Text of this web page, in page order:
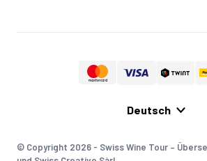
© Copyright 2026 - Swiss Wine Tour –